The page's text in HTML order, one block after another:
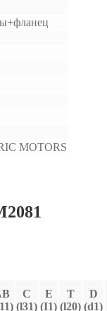
MOTORS
C
(l31)
E
(I1)
T
(l20)
D
(d1)